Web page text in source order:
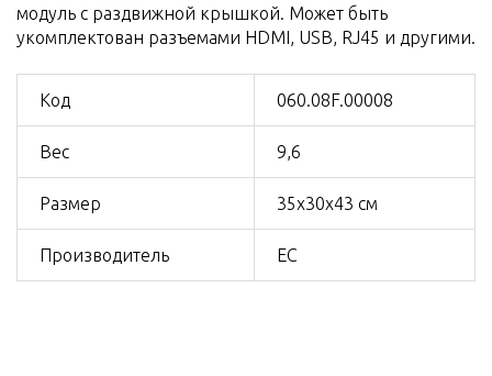
модуль с раздвижной крышкой. Может быть
укомплектован разъемами HDMI, USB, RJ45 и другими.
Код 060.08F.00008
Вес 9,6
Размер 35x30x43 см
Производитель ЕС